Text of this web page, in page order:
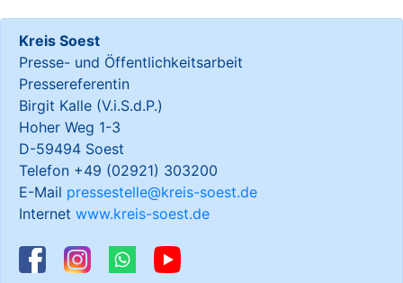
Kreis Soest
Presse- und Öffentlichkeitsarbeit
Pressereferentin
Birgit Kalle (V.i.S.d.P.)
Hoher Weg 1-3
D-59494 Soest
Telefon +49 (02921) 303200
E-Mail pressestelle@kreis-soest.de
Internet www.kreis-soest.de